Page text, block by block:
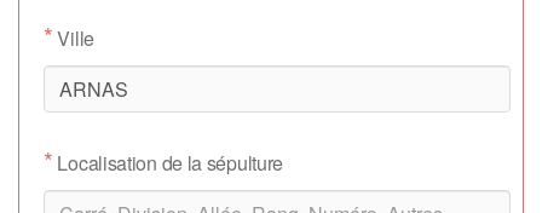
*Ville
* Localisation de la sépulture